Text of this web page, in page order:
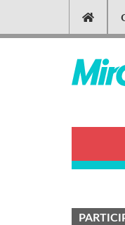
contenu
Main